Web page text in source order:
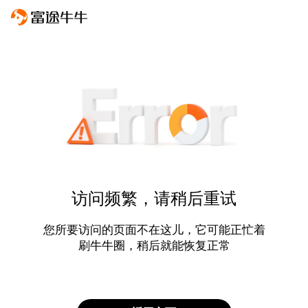
访问频繁，请稍后重试
您所要访问的页面不在这儿，它可能正忙着
刷牛牛圈，稍后就能恢复正常